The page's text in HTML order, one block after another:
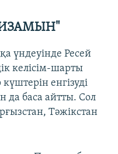
үндеуінде Ресей
келісім-шарты
енгізуді
да баса айтты. Сол
Тәжікстан